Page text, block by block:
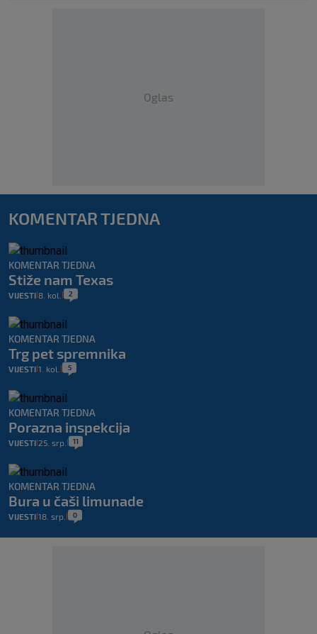
Oglas
KOMENTAR TJEDNA
KOMENTAR TJEDNA
Stiže nam Texas
VIJESTI 8. kol. 2
KOMENTAR TJEDNA
Trg pet spremnika
VIJESTI 1. kol. 5
KOMENTAR TJEDNA
Porazna inspekcija
VIJESTI 25. srp. 11
KOMENTAR TJEDNA
Bura u čaši limunade
VIJESTI 18. srp. 0